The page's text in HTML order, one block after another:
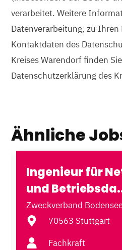
verarbeitet. Weitere
Datenverarbeitung, zu Ihren
Kontaktdaten des
Kreises Warendorf finden
Datenschutzerklärung des
Ähnliche
Ingenieur für
und
Zweckverband
70563 Stuttgart
Fachkraft